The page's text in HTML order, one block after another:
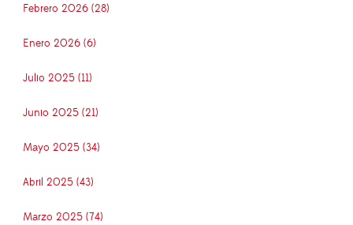
Febrero 2026 (28)
Enero 2026 (6)
Julio 2025 (11)
Junio 2025 (21)
Mayo 2025 (34)
Abril 2025 (43)
Marzo 2025 (74)